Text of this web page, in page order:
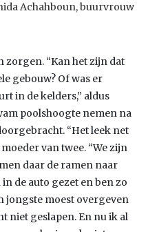
Achahboun, buurvrouw
“Kan het zijn dat
gebouw? Of was er
in de kelders,” aldus
poolshoogte nemen na
“Het leek net
van twee. “We zijn
daar de ramen naar
de auto gezet en ben zo
jongste moest overgeven
niet geslapen. En nu ik al